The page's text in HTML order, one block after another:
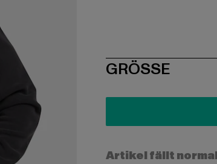
SIZE
GRÖSSE
Artikel fällt